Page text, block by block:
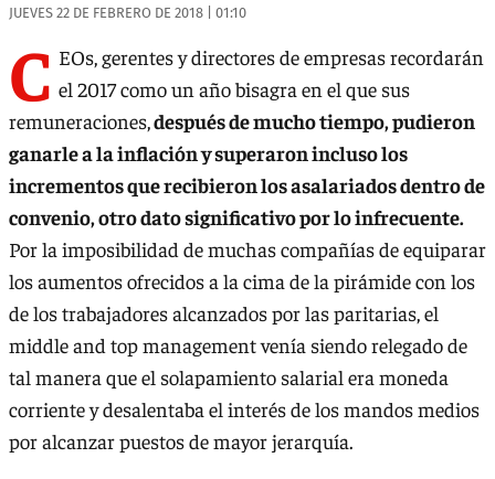
JUEVES 22 DE FEBRERO DE 2018 | 01:10
C EOs, gerentes y directores de empresas recordarán
el 2017 como un año bisagra en el que sus
remuneraciones,después de mucho tiempo, pudieron
ganarle a la inflación y superaron incluso los
incrementos que recibieron los asalariados dentro de
convenio, otro dato significativo por lo infrecuente.
Por la imposibilidad de muchas compañías de equiparar
los aumentos ofrecidos a la cima de la pirámide con los
de los trabajadores alcanzados por las paritarias, el
middle and top management venía siendo relegado de
tal manera que el solapamiento salarial era moneda
corriente y desalentaba el interés de los mandos medios
por alcanzar puestos de mayor jerarquía.